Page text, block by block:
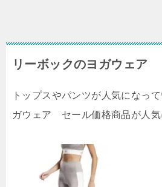
リーボックのヨガウェア
トップスやパンツが人気になっ
ガウェア セール価格商品が人気